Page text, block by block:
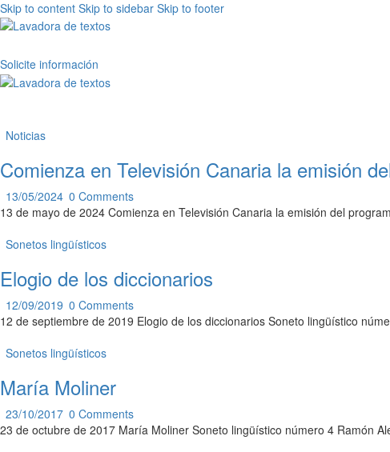
Skip to content Skip to sidebar Skip to footer
Solicite información
Noticias
Comienza en Televisión Canaria la emisión
13/05/2024 0 Comments
13 de mayo de 2024 Comienza en Televisión Canaria la emisión del
Sonetos lingüísticos
Elogio de los diccionarios
12/09/2019 0 Comments
12 de septiembre de 2019 Elogio de los diccionarios Soneto lingüístico
Sonetos lingüísticos
María Moliner
23/10/2017 0 Comments
23 de octubre de 2017 María Moliner Soneto lingüístico número 4 Ramón